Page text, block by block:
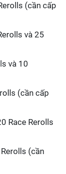
(cần cấp
và 25
và 10
(cần cấp
Race Rerolls
(cần